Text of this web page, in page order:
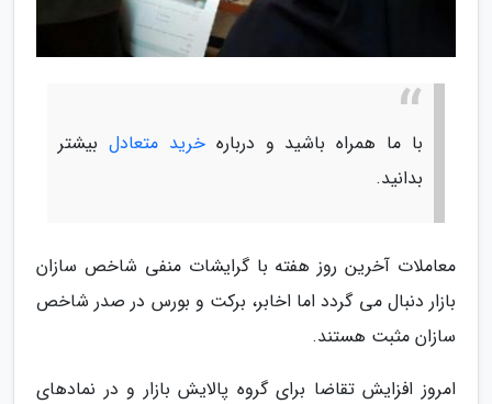
با ما همراه باشید و دربارهخرید متعادل بیشتر
بدانید.
معاملات آخرین روز هفته با گرایشات منفی شاخص سازان
بازار دنبال می گردد اما اخابر، برکت و بورس در صدر شاخص
سازان مثبت هستند.
امروز افزایش تقاضا برای گروه پالایش بازار و در نمادهای